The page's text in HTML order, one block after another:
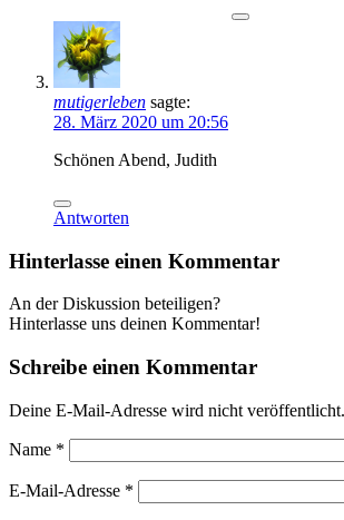
mutigerleben sagte:
28. März 2020 um 20:56
Schönen Abend, Judith
Antworten
Hinterlasse einen Kommentar
An der Diskussion beteiligen?
Hinterlasse uns deinen Kommentar!
Schreibe einen Kommentar
Deine E-Mail-Adresse wird nicht veröffentlicht.
Name *
E-Mail-Adresse *